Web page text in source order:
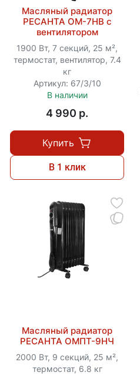
Масляный радиатор
РЕСАНТА ОМ-7НВ с
вентилятором
1900 Вт, 7 секций, 25 м²,
термостат, вентилятор, 7.4
кг
Артикул: 67/3/10
В наличии
4 990 p.
Купить
В 1 клик
Масляный радиатор
РЕСАНТА ОМПТ-9НЧ
2000 Вт, 9 секций, 25 м²,
термостат, 6.8 кг